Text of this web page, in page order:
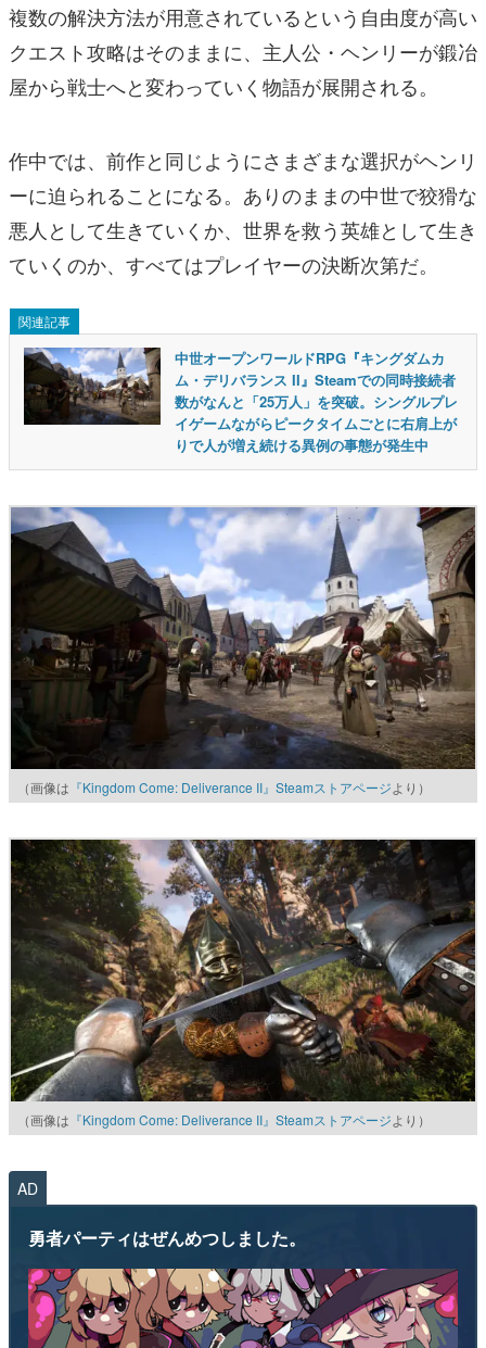
複数の解決方法が用意されているという自由度が高い
クエスト攻略はそのままに、主人公・ヘンリーが鍛冶
屋から戦士へと変わっていく物語が展開される。
作中では、前作と同じようにさまざまな選択がヘンリ
ーに迫られることになる。ありのままの中世で狡猾な
悪人として生きていくか、世界を救う英雄として生き
ていくのか、すべてはプレイヤーの決断次第だ。
関連記事
中世オープンワールドRPG『キングダムカ
ム・デリバランス II』Steamでの同時接続者
数がなんと「25万人」を突破。シングルプレ
イゲームながらピークタイムごとに右肩上が
りで人が増え続ける異例の事態が発生中
（画像は 『Kingdom Come: Deliverance II』Steamストアページより）
（画像は 『Kingdom Come: Deliverance II』Steamストアページより）
AD
勇者パーティはぜんめつしました。